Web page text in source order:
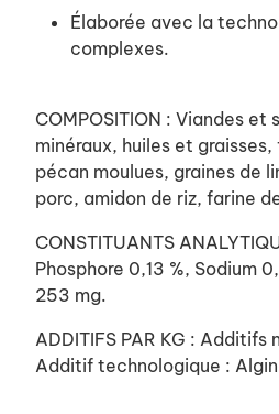
Élaborée avec la
complexes.
COMPOSITION : Viandes
minéraux, huiles et
pécan moulues, graines de
porc, amidon de riz, farine
CONSTITUANTS
Phosphore 0,13 %, Sodium
253 mg.
ADDITIFS PAR KG :
Additif technologique :